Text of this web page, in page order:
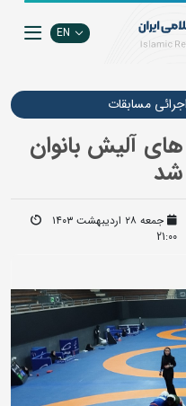
EN
مسابقات
آلیش بانوان
شد
جمعه ۲۸ اردیبهشت ۱۴۰۳
21:00